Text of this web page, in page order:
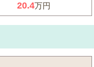
20.4万円